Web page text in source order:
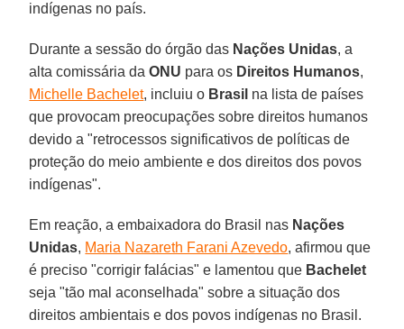
indígenas no país.
Durante a sessão do órgão das Nações Unidas, a
alta comissária daONU para os Direitos Humanos,
Michelle Bachelet, incluiu o Brasil na lista de países
que provocam preocupações sobre direitos humanos
devido a "retrocessos significativos de políticas de
proteção do meio ambiente e dos direitos dos povos
indígenas".
Em reação, a embaixadora do Brasil nas Nações
Unidas, Maria Nazareth Farani Azevedo, afirmou que
é preciso "corrigir falácias" e lamentou que Bachelet
seja "tão mal aconselhada" sobre a situação dos
direitos ambientais e dos povos indígenas no Brasil.